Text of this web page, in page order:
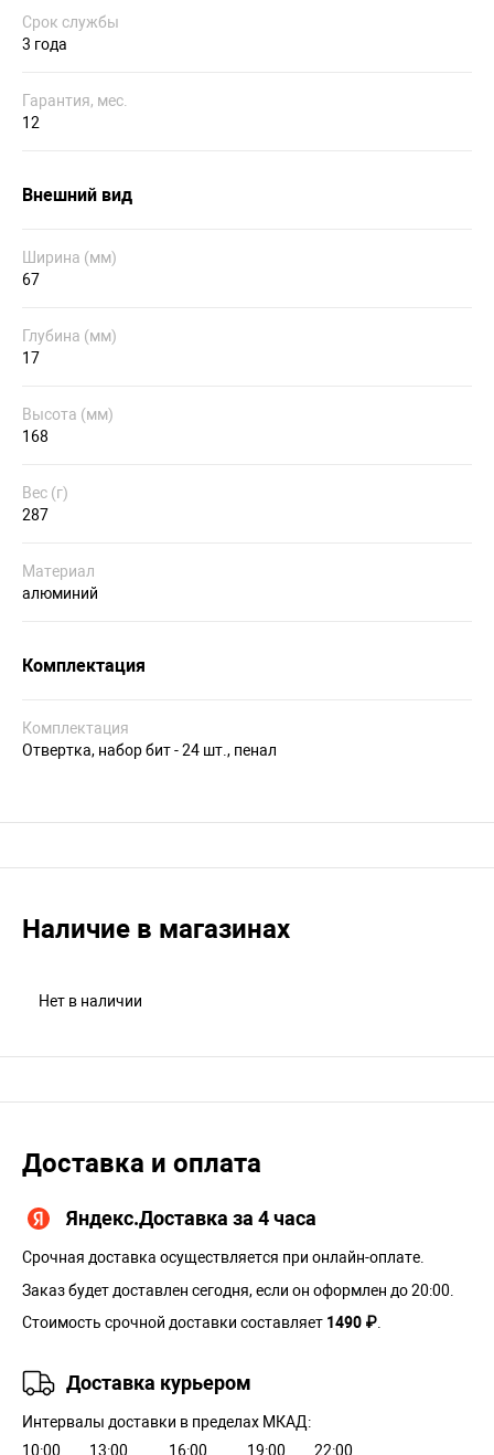
Срок службы
3 года
Гарантия, мес.
12
Внешний вид
Ширина (мм)
67
Глубина (мм)
17
Высота (мм)
168
Вес (г)
287
Материал
алюминий
Комплектация
Комплектация
Отвертка, набор бит - 24 шт., пенал
Наличие в магазинах
Нет в наличии
Доставка и оплата
Яндекс.Доставка за 4 часа
Срочная доставка осуществляется при онлайн-оплате.
Заказ будет доставлен сегодня, если он оформлен до 20:00.
Стоимость срочной доставки составляет 1490 ₽
Доставка курьером
Интервалы доставки в пределах МКАД:
10:00
13:00 16:00 19:00 22:00